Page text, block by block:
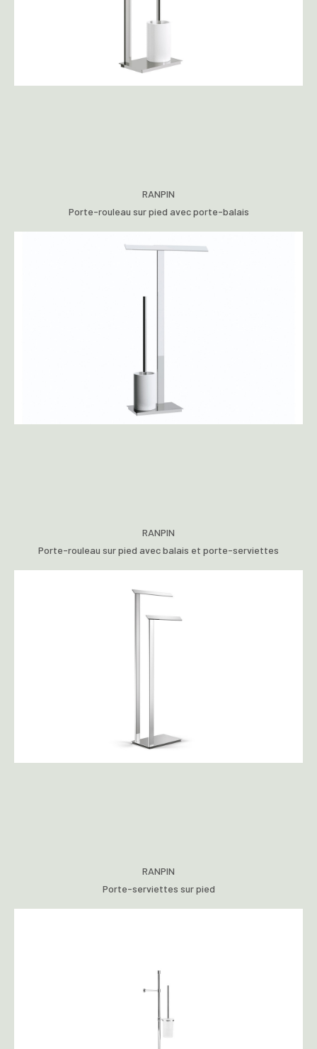
RANPIN
Porte-rouleau sur pied avec porte-balais
RANPIN
Porte-rouleau sur pied avec balais et porte-serviettes
RANPIN
Porte-serviettes sur pied